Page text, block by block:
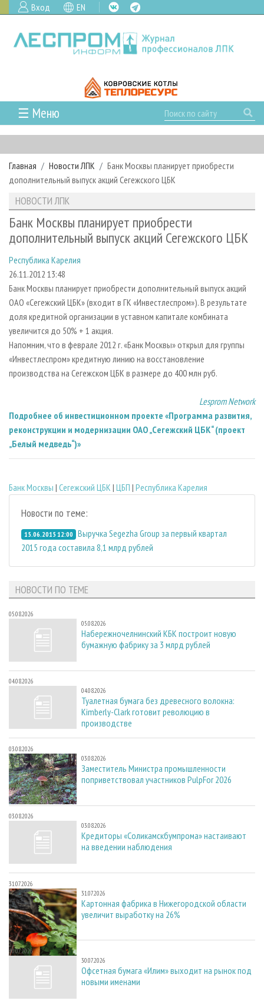
Вход EN
☰ Меню
ГЛАВНАЯ
РУБРИКИ И ТЕМЫ
РУБРИКИ ЖУРНАЛА
ЛЕСОЗАГОТОВКА
ЛЕСОПИЛЕНИЕ
СУШКА ДРЕВЕСИНЫ
ПРОИЗВОДСТВО ДРЕВЕСНЫХ ПЛИТ
ДЕРЕВЯННОЕ ДОМОСТРОЕНИЕ
ПРОИЗВОДСТВО МЕБЕЛИ
БИОЭНЕРГЕТИКА
ЦБП
НОВОСТИ
НОВОСТИ ЛПК
НОВОСТИ ЖУРНАЛА
ПРОЕКТЫ ЛПИ
АНАЛИТИКА
ПРЕДПРИЯТИЯ ЛПК
ПЕРСОНЫ
МОБИЛЬНЫЕ ВЫСТАВКИ
ОФИЦИАЛЬНЫЕ ДЕЛЕГАЦИИ
ПРИОРИТЕТНЫЕ ИНВЕСТПРОЕКТЫ
RUSSIAN FORESTRY REVIEW
ГАЗЕТА ЛЕСПРОМФОРУМ
АРХИВ
АРХИВ ЖУРНАЛОВ
СТАТЬИ
О ЖУРНАЛЕ
ПОДПИСКА
КОНТАКТЫ
РЕКЛАМОДАТЕЛЯМ
РЕКЛАМА
РЕКЛАМА НА САЙТЕ
Главная Новости ЛПК
Банк Москвы планирует приобрести
дополнительный выпуск акций Сегежского ЦБК
НОВОСТИ ЛПК
Банк Москвы планирует приобрести
дополнительный выпуск акций Сегежского ЦБК
Республика Карелия
26.11.2012 13:48
Банк Москвы планирует приобрести дополнительный выпуск акций
ОАО «Сегежский ЦБК» (входит в ГК «Инвестлеспром»). В результате
доля кредитной организации в уставном капитале комбината
увеличится до 50% + 1 акция.
Напомним, что в феврале 2012 г. «Банк Москвы» открыл для группы
«Инвестлеспром» кредитную линию на восстановление
производства на Сегежском ЦБК в размере до 400 млн руб.
Lesprom Network
Подробнее об инвестиционном проекте «Программа развития,
реконструкции и модернизации ОАО „Сегежский ЦБК“ (проект
„Белый медведь“)»
Банк Москвы | Сегежский ЦБК | ЦБП | Республика Карелия
Новости по теме:
15.06.2015 12:00 Выручка Segezha Group за первый квартал
2015 года составила 8,1 млрд рублей
НОВОСТИ ПО ТЕМЕ
05.08.2026
05.08.2026
Набережночелнинский КБК построит новую
бумажную фабрику за 3 млрд рублей
04.08.2026
04.08.2026
Туалетная бумага без древесного волокна:
Kimberly-Clark готовит революцию в
производстве
03.08.2026
03.08.2026
Заместитель Министра промышленности
поприветствовал участников PulpFor 2026
03.08.2026
03.08.2026
Кредиторы «Соликамскбумпрома» настаивают
на введении наблюдения
31.07.2026
31.07.2026
Картонная фабрика в Нижегородской области
увеличит выработку на 26%
30.07.2026
30.07.2026
Офсетная бумага «Илим» выходит на рынок под
новыми именами